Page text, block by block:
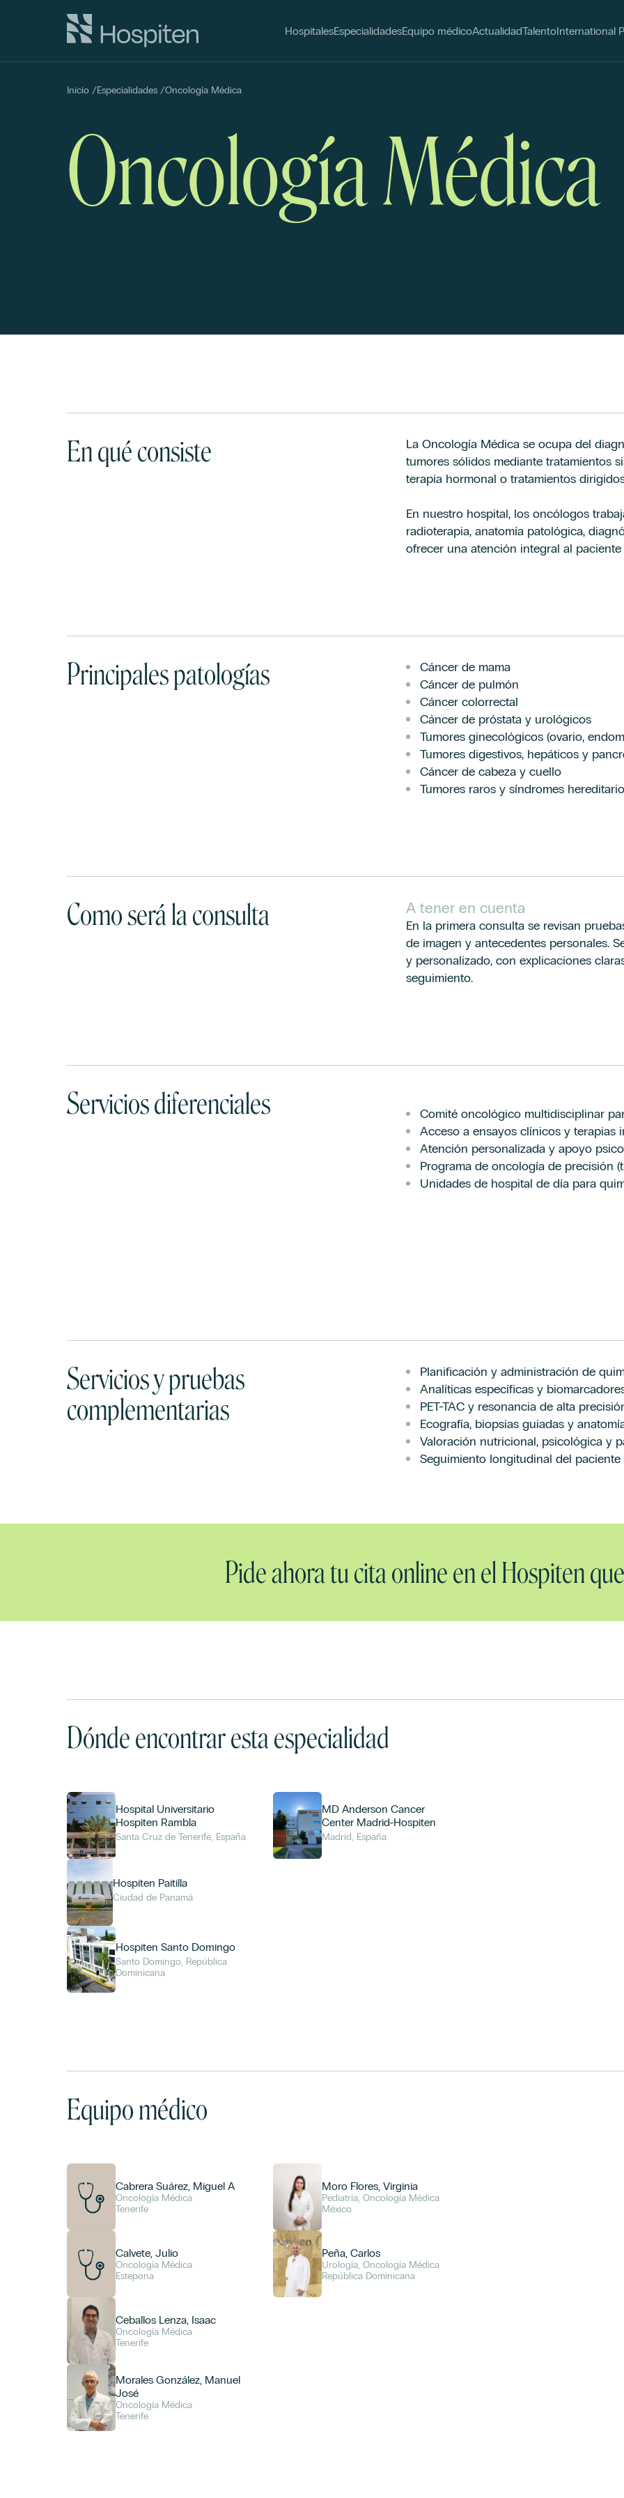
HospitalesEspecialidadesEquipo médicoActualidadTalentoInternational
Inicio /Especialidades /Oncología Médica
Oncología Médica
En qué consiste
La Oncología Médica se ocupa del
tumores sólidos mediante tratamientos
terapia hormonal o tratamientos
En nuestro hospital, los oncólogos
radioterapia, anatomía patológica,
ofrecer una atención integral al
Principales patologías
Cáncer de mama
Cáncer de pulmón
Cáncer colorrectal
Cáncer de próstata y urológicos
Tumores ginecológicos (ovario,
Tumores digestivos, hepáticos y
Cáncer de cabeza y cuello
Tumores raros y síndromes
Como será la consulta A tener en cuenta
En la primera consulta se revisan
de imagen y antecedentes personales.
y personalizado, con explicaciones
seguimiento.
Servicios diferenciales
Comité oncológico multidisciplinar
Acceso a ensayos clínicos y terapias
Atención personalizada y apoyo
Programa de oncología de precisión
Unidades de hospital de día para
Servicios y pruebas
complementarias
Planificación y administración de
Analíticas específicas y
PET-TAC y resonancia de alta
Ecografía, biopsias guiadas y
Valoración nutricional, psicológica y
Seguimiento longitudinal del
Pide ahora tu cita online en el Hospiten
Dónde encontrar esta especialidad
Hospital Universitario
Hospiten Rambla
Santa Cruz de Tenerife, España
Hospiten Paitilla
Ciudad de Panamá
Hospiten Santo Domingo
Santo Domingo, República
Dominicana
MD Anderson Cancer
Center Madrid-Hospiten
Madrid, España
Equipo médico
Cabrera Suárez, Miguel A
Oncología Médica
Tenerife
Calvete, Julio
Oncología Médica
Estepona
Ceballos Lenza, Isaac
Oncología Médica
Tenerife
Morales González, Manuel
José
Oncología Médica
Tenerife
Moro Flores, Virginia
Pediatría, Oncología Médica
México
Peña, Carlos
Urología, Oncología Médica
República Dominicana